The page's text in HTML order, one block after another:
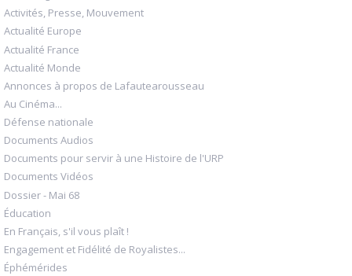
Activités, Presse, Mouvement
Actualité Europe
Actualité France
Actualité Monde
Annonces à propos de Lafautearousseau
Au Cinéma...
Défense nationale
Documents Audios
Documents pour servir à une Histoire de l'URP
Documents Vidéos
Dossier - Mai 68
Éducation
En Français, s'il vous plaît !
Engagement et Fidélité de Royalistes...
Éphémérides